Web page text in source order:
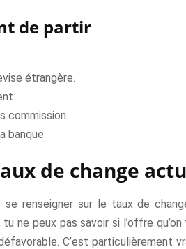
de partir
étrangère.
commission.
banque.
de change
renseigner sur le taux de
ne peux pas savoir si l’offre
C’est particulièrement